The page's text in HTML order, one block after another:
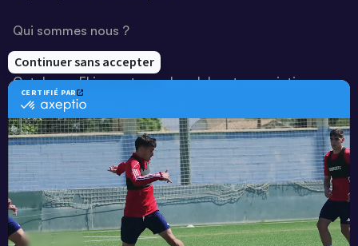
Qui sommes nous ?
Notre savoir-faire
Catalogue Ekinsport pour les clubs et associations
Catalogue running Ekinsport
Blog
Une société de :